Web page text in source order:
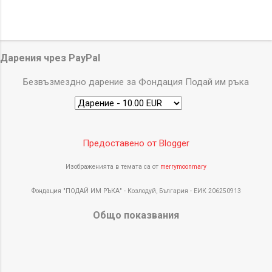
Дарения чрез PayPal
Безвъзмездно дарение за Фондация Подай им ръка
Предоставено от Blogger
Изображенията в темата са от merrymoonmary
Фондация "ПОДАЙ ИМ РЪКА" - Козлодуй, България - ЕИК 206250913
Общо показвания